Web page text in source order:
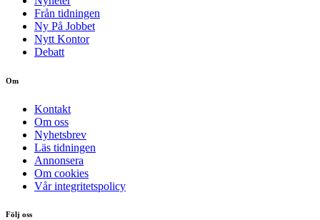
Från tidningen
Ny På Jobbet
Nytt Kontor
Debatt
Om
Kontakt
Om oss
Nyhetsbrev
Läs tidningen
Annonsera
Om cookies
Vår integritetspolicy
Följ oss